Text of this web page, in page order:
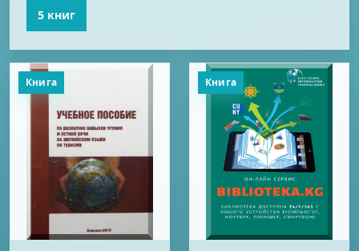
5 книг
Книга Книга